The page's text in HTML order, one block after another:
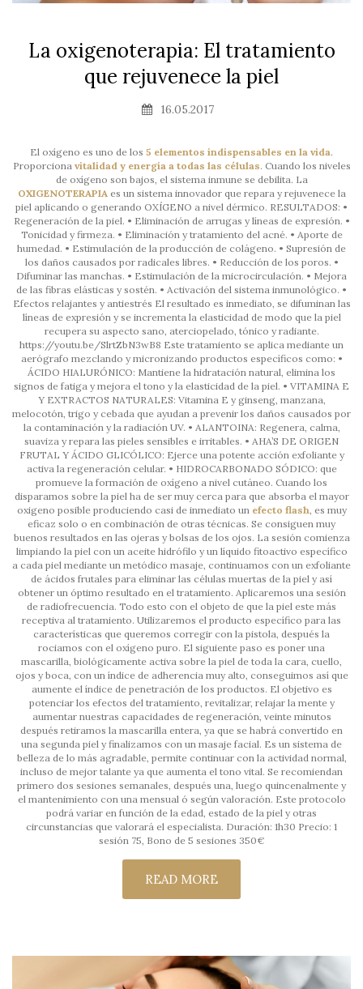
La oxigenoterapia: El tratamiento
que rejuvenece la piel
16.05.2017
El oxígeno es uno de los 5 elementos indispensables en la vida.
Proporciona vitalidad y energía a todas las células. Cuando los niveles
de oxígeno son bajos, el sistema inmune se debilita. La
OXIGENOTERAPIA es un sistema innovador que repara y rejuvenece la
piel aplicando o generando OXÍGENO a nivel dérmico. RESULTADOS: •
Regeneración de la piel. • Eliminación de arrugas y líneas de expresión. •
Tonicidad y firmeza. • Eliminación y tratamiento del acné. • Aporte de
humedad. • Estimulación de la producción de colágeno. • Supresión de
los daños causados por radicales libres. • Reducción de los poros. •
Difuminar las manchas. • Estimulación de la microcirculación. • Mejora
de las fibras elásticas y sostén. • Activación del sistema inmunológico. •
Efectos relajantes y antiestrés El resultado es inmediato, se difuminan las
líneas de expresión y se incrementa la elasticidad de modo que la piel
recupera su aspecto sano, aterciopelado, tónico y radiante.
https://youtu.be/SlrtZbN3wB8 Este tratamiento se aplica mediante un
aerógrafo mezclando y micronizando productos específicos como: •
ÁCIDO HIALURÓNICO: Mantiene la hidratación natural, elimina los
signos de fatiga y mejora el tono y la elasticidad de la piel. • VITAMINA E
Y EXTRACTOS NATURALES: Vitamina E y ginseng, manzana,
melocotón, trigo y cebada que ayudan a prevenir los daños causados por
la contaminación y la radiación UV. • ALANTOINA: Regenera, calma,
suaviza y repara las pieles sensibles e irritables. • AHA’S DE ORIGEN
FRUTAL Y ÁCIDO GLICÓLICO: Ejerce una potente acción exfoliante y
activa la regeneración celular. • HIDROCARBONADO SÓDICO: que
promueve la formación de oxígeno a nivel cutáneo. Cuando los
disparamos sobre la piel ha de ser muy cerca para que absorba el mayor
oxigeno posible produciendo casi de inmediato un efecto flash , es muy
eficaz solo o en combinación de otras técnicas. Se consiguen muy
buenos resultados en las ojeras y bolsas de los ojos. La sesión comienza
limpiando la piel con un aceite hidrófilo y un líquido fitoactivo específico
a cada piel mediante un metódico masaje, continuamos con un exfoliante
de ácidos frutales para eliminar las células muertas de la piel y así
obtener un óptimo resultado en el tratamiento. Aplicaremos una sesión
de radiofrecuencia. Todo esto con el objeto de que la piel este más
receptiva al tratamiento. Utilizaremos el producto específico para las
características que queremos corregir con la pistola, después la
rociamos con el oxígeno puro. El siguiente paso es poner una
mascarilla, biológicamente activa sobre la piel de toda la cara, cuello,
ojos y boca, con un índice de adherencia muy alto, conseguimos así que
aumente el índice de penetración de los productos. El objetivo es
potenciar los efectos del tratamiento, revitalizar, relajar la mente y
aumentar nuestras capacidades de regeneración, veinte minutos
después retiramos la mascarilla entera, ya que se habrá convertido en
una segunda piel y finalizamos con un masaje facial. Es un sistema de
belleza de lo más agradable, permite continuar con la actividad normal,
incluso de mejor talante ya que aumenta el tono vital. Se recomiendan
primero dos sesiones semanales, después una, luego quincenalmente y
el mantenimiento con una mensual ó según valoración. Este protocolo
podrá variar en función de la edad, estado de la piel y otras
circunstancias que valorará el especialista. Duración: 1h30 Precio: 1
sesión 75, Bono de 5 sesiones 350€
READ MORE